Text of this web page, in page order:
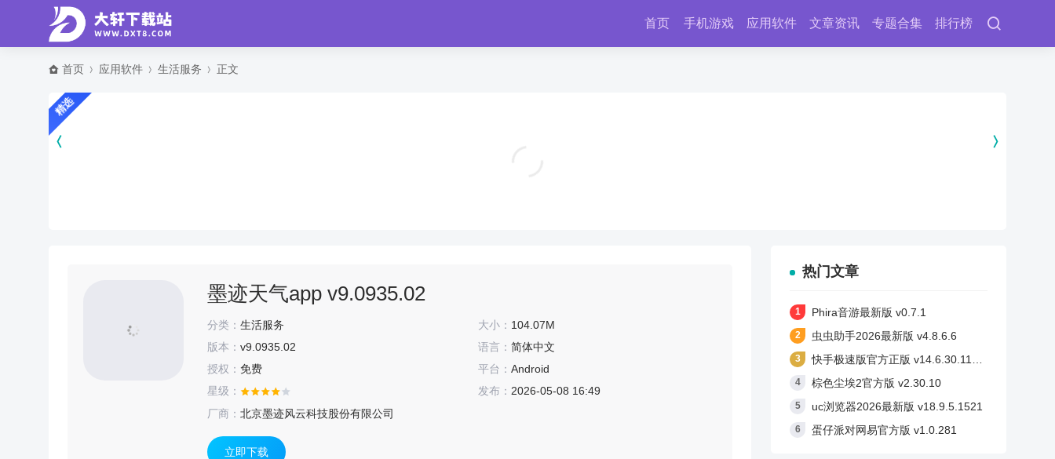
首页 手机游戏 应用软件 文章资讯 专题合集 排行榜
首页 应用软件 生活服务 正文
精选
墨迹天气app v9.0935.02
分类： 生活服务 大小： 104.07M
版本： v9.0935.02 语言： 简体中文
授权： 免费 平台： Android
星级：
发布： 2026-05-08 16:49
厂商： 北京墨迹风云科技股份有限公司
立即下载
热门文章
Phira音游最新版 v0.7.1
虫虫助手2026最新版 v4.8.6.6
快手极速版官方正版 v14.6.30.11710
棕色尘埃2官方版 v2.30.10
uc浏览器2026最新版 v18.9.5.1521
蛋仔派对网易官方版 v1.0.281